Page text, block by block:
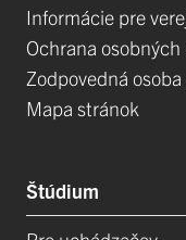
Informácie pre
Ochrana osobných
Zodpovedná
Mapa stránok
Štúdium